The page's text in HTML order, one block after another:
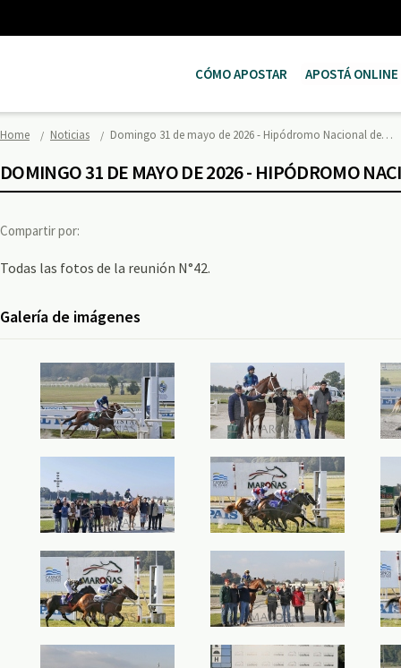
CÓMO APOSTAR APOSTÁ ONLINE
Home Noticias Domingo 31 de mayo de 2026 - Hipódromo Nacional de…
DOMINGO 31 DE MAYO DE 2026 - HIPÓDROMO
Compartir por:
Todas las fotos de la reunión N°42.
Galería de imágenes